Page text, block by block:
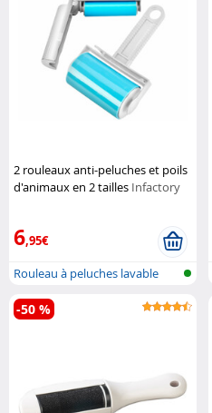
2 rouleaux anti-peluches et poils
d'animaux en 2 tailles Infactory
6,95€
Rouleau à peluches lavable
-50 %